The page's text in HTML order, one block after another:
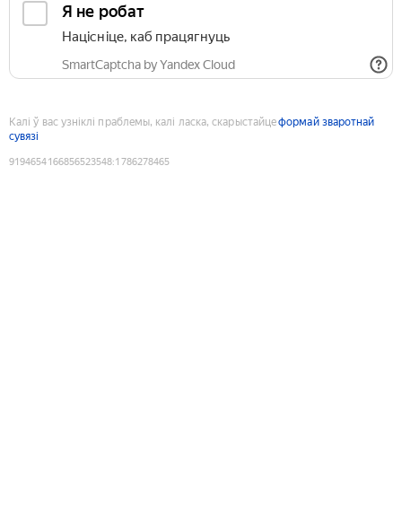
Я не робат
Націсніце, каб працягнуць
SmartCaptcha by Yandex Cloud
Калі ў вас узніклі праблемы, калі ласка, скарыстайцеформай зваротнай
сувязі
9194654166856523548:1786278465